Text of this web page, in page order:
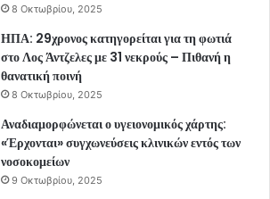
8 Οκτωβρίου, 2025
ΗΠΑ: 29χρονος κατηγορείται για τη φωτιά
στο Λος Άντζελες με 31 νεκρούς – Πιθανή η
θανατική ποινή
8 Οκτωβρίου, 2025
Αναδιαμορφώνεται ο υγειονομικός χάρτης:
«Έρχονται» συγχωνεύσεις κλινικών εντός των
νοσοκομείων
9 Οκτωβρίου, 2025